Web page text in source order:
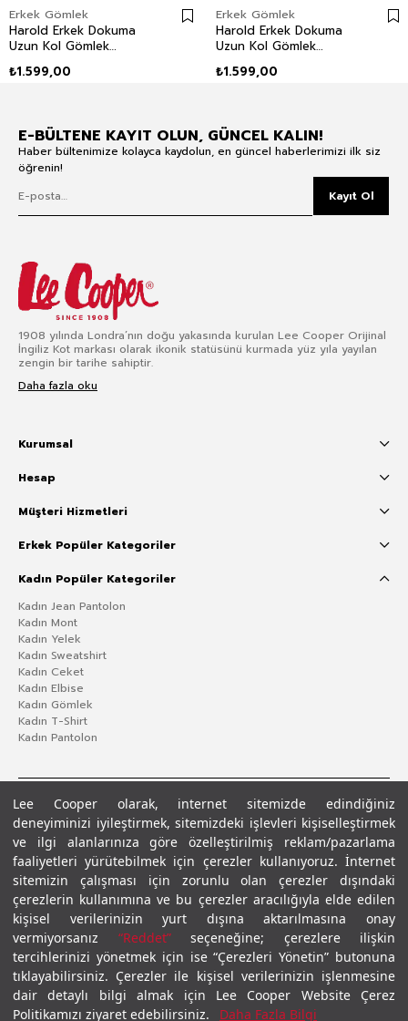
Lee Cooper olarak, internet sitemizde edindiğiniz
deneyiminizi iyileştirmek, sitemizdeki işlevleri kişiselleştirmek
ve ilgi alanlarınıza göre özelleştirilmiş reklam/pazarlama
faaliyetleri yürütebilmek için çerezler kullanıyoruz. İnternet
sitemizin çalışması için zorunlu olan çerezler dışındaki
çerezlerin kullanımına ve bu çerezler aracılığıyla elde edilen
kişisel verilerinizin yurt dışına aktarılmasına onay
vermiyorsanız “Reddet”seçeneğine; çerezlere ilişkin
tercihlerinizi yönetmek için ise “Çerezleri Yönetin” butonuna
tıklayabilirsiniz. Çerezler ile kişisel verilerinizin işlenmesine
dair detaylı bilgi almak için Lee Cooper Website Çerez
Politikamızı ziyaret edebilirsiniz.
Daha Fazla Bilgi
Erkek Gömlek
Harold Erkek Dokuma
Uzun Kol Gömlek
₺1.599,00
Erkek Gömlek
Harold Erkek Dokuma
Uzun Kol Gömlek
₺1.599,00
E-BÜLTENE KAYIT OLUN, GÜNCEL KALIN!
Haber bültenimize kolayca kaydolun, en güncel haberlerimizi ilk siz
öğrenin!
Kayıt Ol
1908 yılında Londra’nın doğu yakasında kurulan Lee Cooper Orijinal
İngiliz Kot markası olarak ikonik statüsünü kurmada yüz yıla yayılan
zengin bir tarihe sahiptir.
Daha fazla oku
Kurumsal
Hesap
Müşteri Hizmetleri
Erkek Popüler Kategoriler
Kadın Popüler Kategoriler
Kadın Jean Pantolon
Kadın Mont
Kadın Yelek
Kadın Sweatshirt
Kadın Ceket
Kadın Elbise
Kadın Gömlek
Kadın T-Shirt
Kadın Pantolon
Gizlilik PolitikasıÇerez Politikası KVKK Aydınlatma MetniŞartlar ve Koşullar
© 2026 Leecooper - Tüm Hakları Saklıdır.